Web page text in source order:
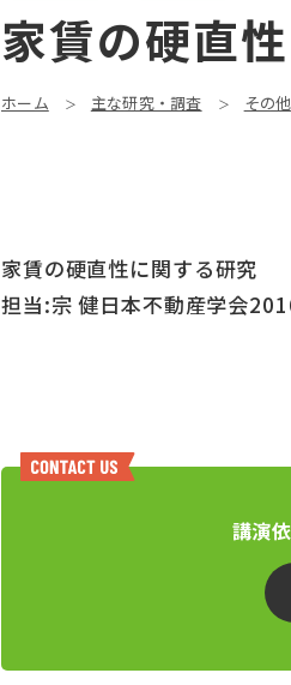
家賃の硬直
ホーム 主な研究・調査 その他
家賃の硬直性に関する研究
担当:宗 健日本不動産学会
講演